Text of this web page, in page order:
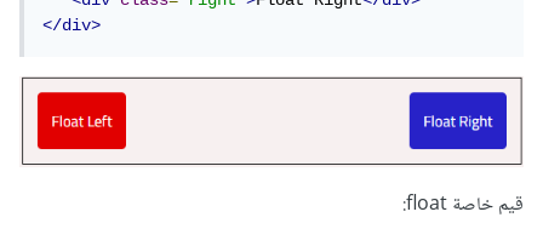
</div>
قيم خاصة float: